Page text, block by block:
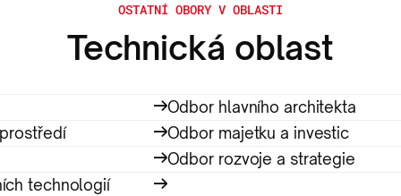
OSTATNÍ OBORY V OBLASTI
Technická oblast
Odbor hlavního architekta
Odbor majetku a investic
Odbor rozvoje a strategie
technologií